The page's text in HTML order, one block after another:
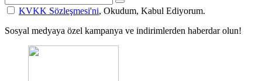
KVKK Sözleşmesi'ni, Okudum, Kabul Ediyorum.
Sosyal medyaya özel kampanya ve indirimlerden haberdar olun!